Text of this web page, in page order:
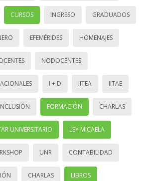
CURSOS INGRESO GRADUADOS
EFEMÉRIDES HOMENAJES
NODOCENTES
I + D IITEA IITAE
FORMACIÓN CHARLAS
UNIVERSITARIO LEY MICAELA
UNR CONTABILIDAD
CHARLAS LIBROS